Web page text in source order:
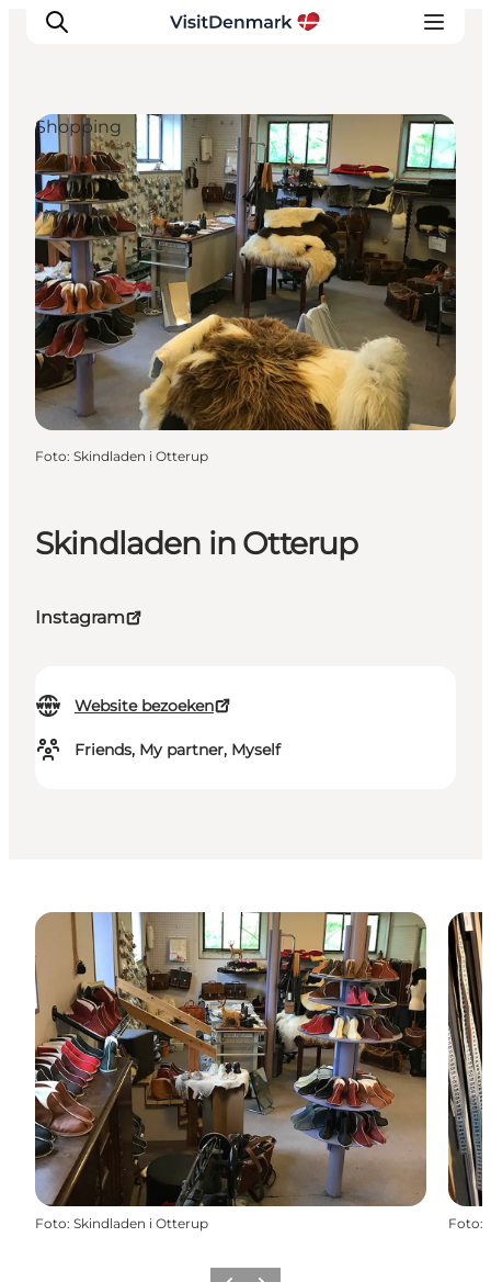
Inspiratie
Bestemmingen
Wat te doen
Accommodaties
Plan je reis
Skindladen in Otterup
Instagram
Website bezoeken
Friends, My partner, Myself
Shopping
Foto: Skindladen i Otterup
Foto: Skindladen i Otterup Foto: